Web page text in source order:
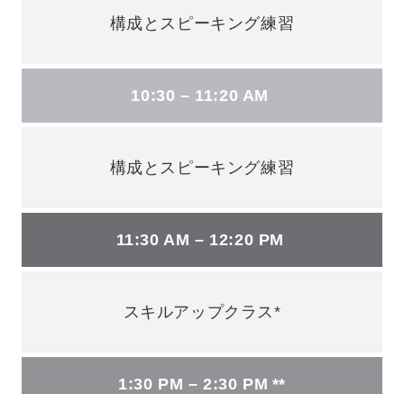
構成とスピーキング練習
10:30 – 11:20 AM
構成とスピーキング練習
11:30 AM – 12:20 PM
スキルアップクラス*
1:30 PM – 2:30 PM **